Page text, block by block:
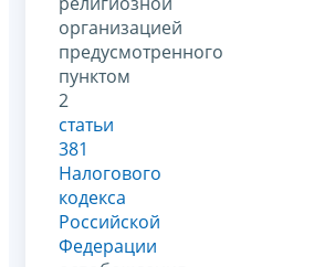
организацией
предусмотренного
пунктом
2
статьи
381
Налогового
кодекса
Российской
Федерации